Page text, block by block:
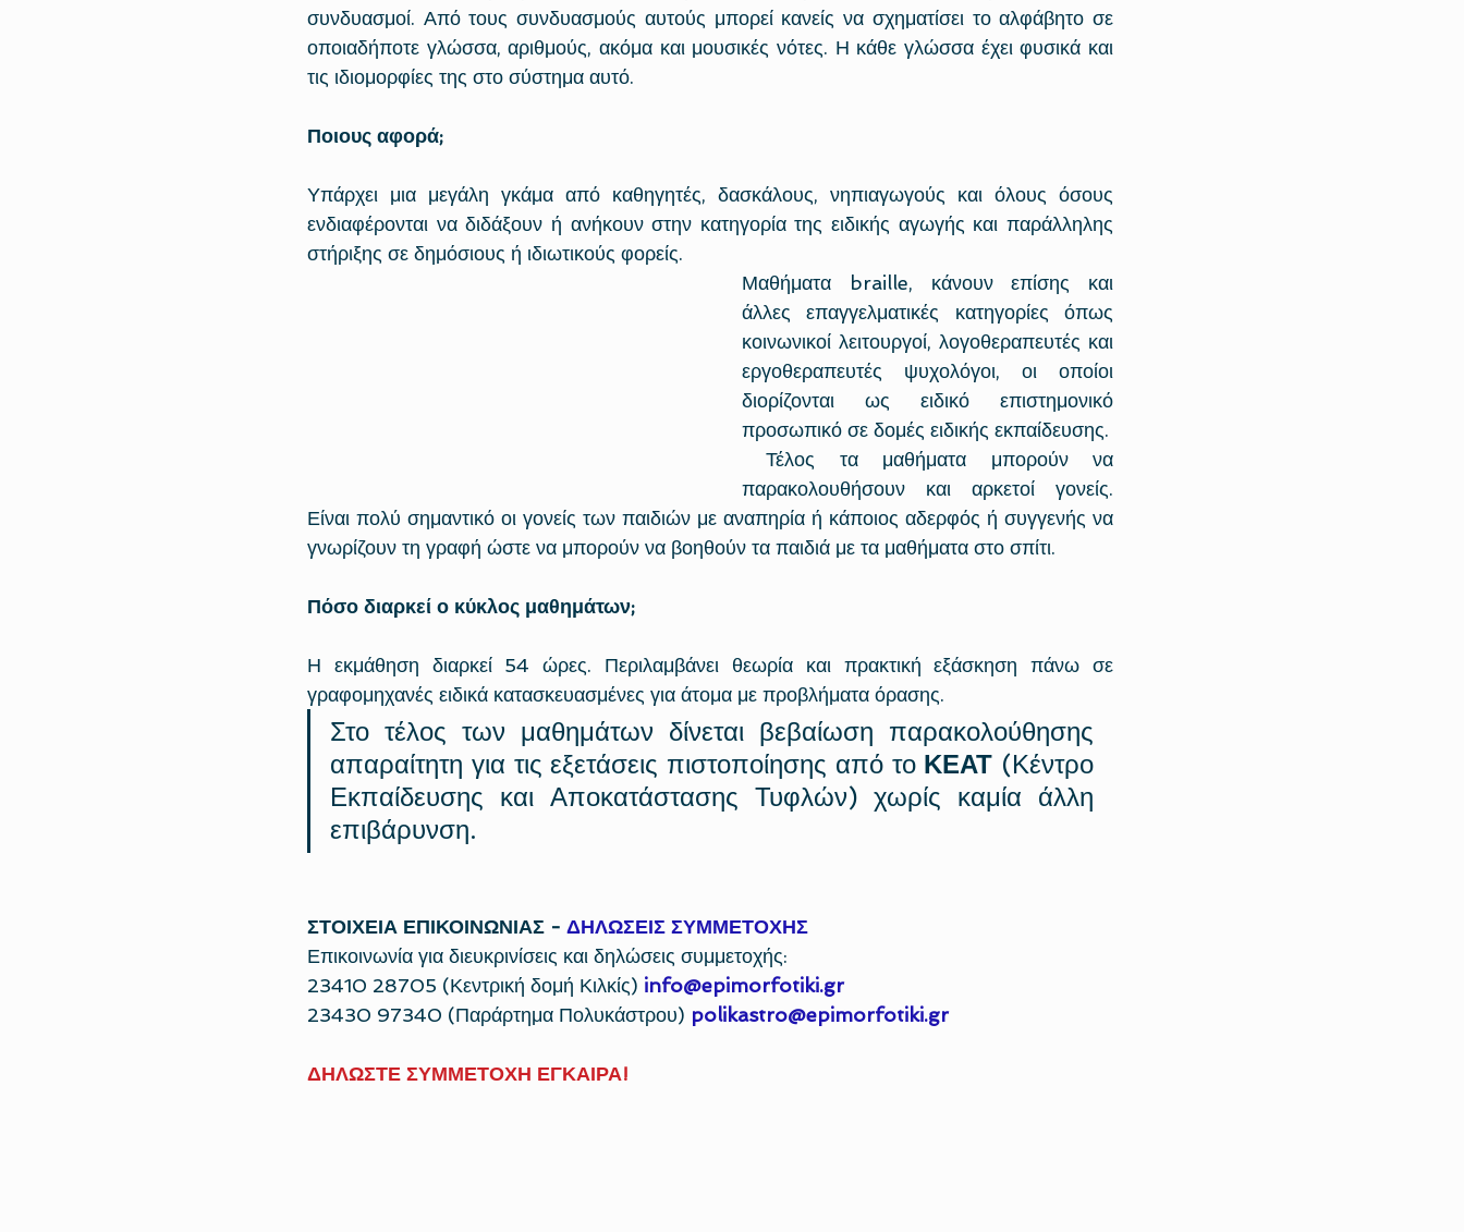
συνδυασμοί. Από τους συνδυασμούς αυτούς μπορεί κανείς να σχηματίσει το αλφάβητο σε
οποιαδήποτε γλώσσα, αριθμούς, ακόμα και μουσικές νότες. Η κάθε γλώσσα έχει φυσικά και
τις ιδιομορφίες της στο σύστημα αυτό.
Ποιους αφορά;
Υπάρχει μια μεγάλη γκάμα από καθηγητές, δασκάλους, νηπιαγωγούς και όλους όσους
ενδιαφέρονται να διδάξουν ή ανήκουν στην κατηγορία της ειδικής αγωγής και παράλληλης
στήριξης σε δημόσιους ή ιδιωτικούς φορείς.
Μαθήματα braille, κάνουν επίσης και
άλλες επαγγελματικές κατηγορίες όπως
κοινωνικοί λειτουργοί, λογοθεραπευτές και
εργοθεραπευτές ψυχολόγοι, οι οποίοι
διορίζονται ως ειδικό επιστημονικό
προσωπικό σε δομές ειδικής εκπαίδευσης.
Τέλος τα μαθήματα μπορούν να
παρακολουθήσουν και αρκετοί γονείς.
Είναι πολύ σημαντικό οι γονείς των παιδιών με αναπηρία ή κάποιος αδερφός ή συγγενής να
γνωρίζουν τη γραφή ώστε να μπορούν να βοηθούν τα παιδιά με τα μαθήματα στο σπίτι.
Πόσο διαρκεί ο κύκλος μαθημάτων;
Η εκμάθηση διαρκεί 54 ώρες. Περιλαμβάνει θεωρία και πρακτική εξάσκηση πάνω σε
γραφομηχανές ειδικά κατασκευασμένες για άτομα με προβλήματα όρασης.
Στο τέλος των μαθημάτων δίνεται βεβαίωση παρακολούθησης
απαραίτητη για τις εξετάσεις πιστοποίησης από το ΚΕΑΤ (Κέντρο
Εκπαίδευσης και Αποκατάστασης Τυφλών) χωρίς καμία άλλη
επιβάρυνση.
ΣΤΟΙΧΕΙΑ ΕΠΙΚΟΙΝΩΝΙΑΣ - ΔΗΛΩΣΕΙΣ ΣΥΜΜΕΤΟΧΗΣ
Επικοινωνία για διευκρινίσεις και δηλώσεις συμμετοχής:
23410 28705 (Κεντρική δομή Κιλκίς) info@epimorfotiki.gr
23430 97340 (Παράρτημα Πολυκάστρου) polikastro@epimorfotiki.gr
ΔΗΛΩΣΤΕ ΣΥΜΜΕΤΟΧΗ ΕΓΚΑΙΡΑ!